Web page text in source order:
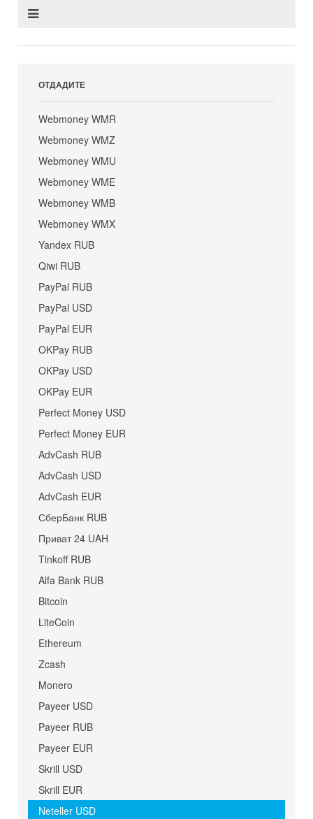
ОТДАДИТЕ
Webmoney WMR
Webmoney WMZ
Webmoney WMU
Webmoney WME
Webmoney WMB
Webmoney WMX
Yandex RUB
Qiwi RUB
PayPal RUB
PayPal USD
PayPal EUR
OKPay RUB
OKPay USD
OKPay EUR
Perfect Money USD
Perfect Money EUR
AdvCash RUB
AdvCash USD
AdvCash EUR
СберБанк RUB
Приват 24 UAH
Tinkoff RUB
Alfa Bank RUB
Bitcoin
LiteCoin
Ethereum
Zcash
Monero
Payeer USD
Payeer RUB
Payeer EUR
Skrill USD
Skrill EUR
Neteller USD